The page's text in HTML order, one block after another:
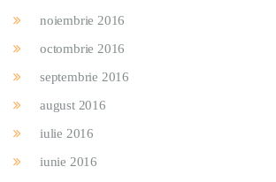
noiembrie 2016
octombrie 2016
septembrie 2016
august 2016
iulie 2016
iunie 2016